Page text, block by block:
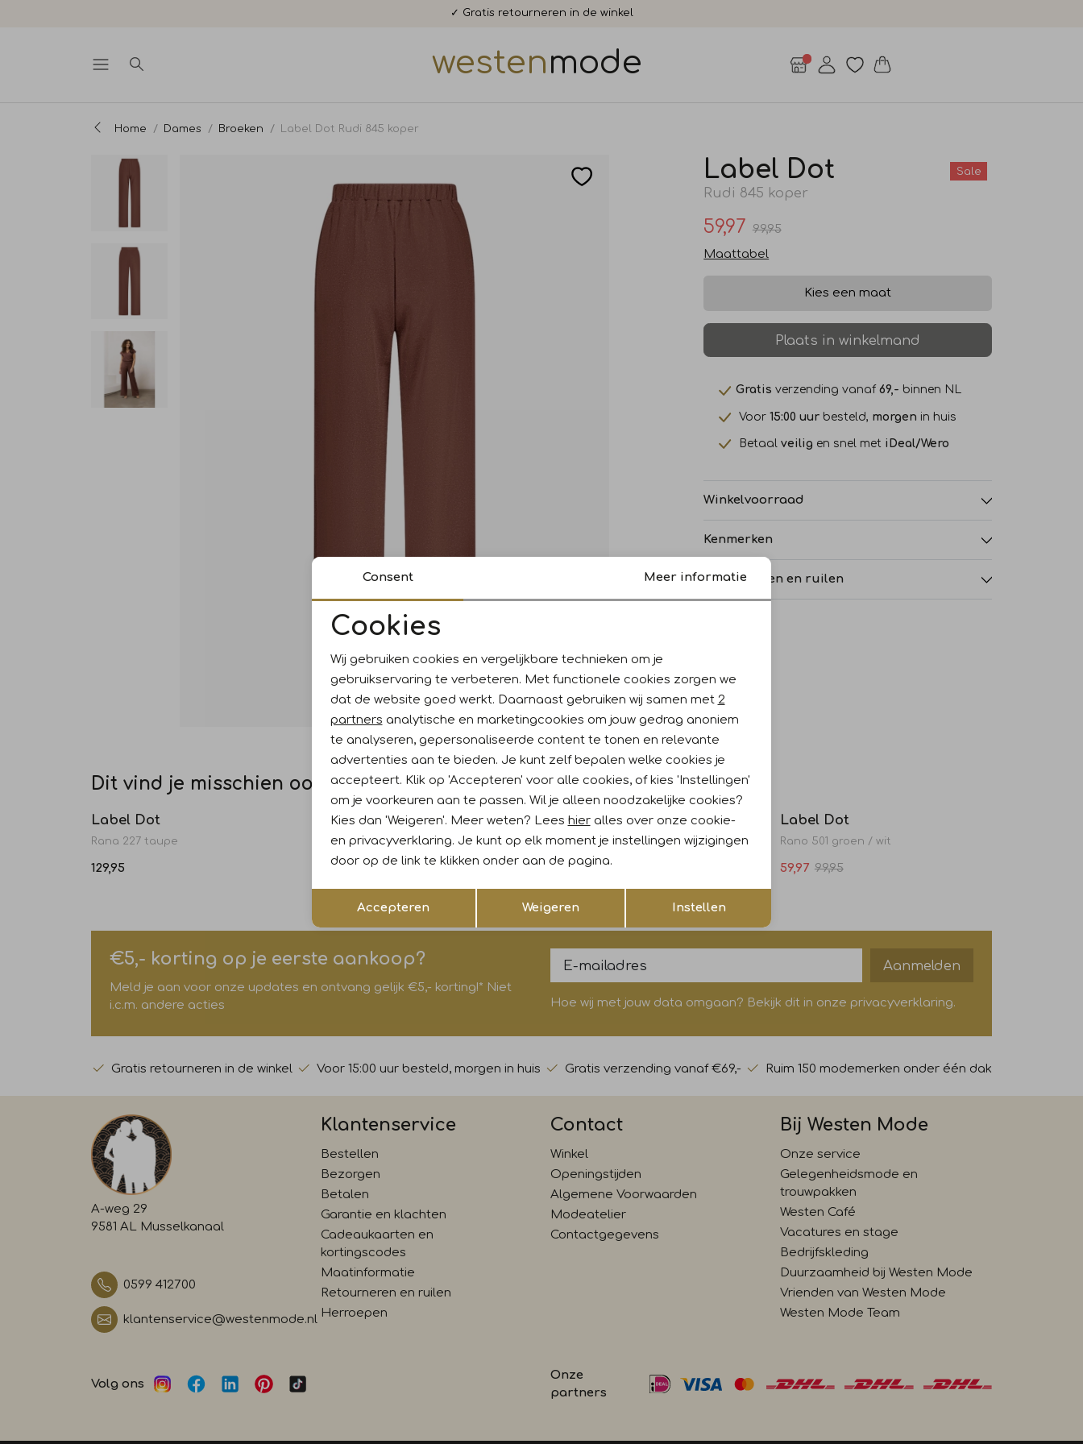
✓ Gratis retourneren in de winkel
westenmode
Home Dames Broeken Label Dot Rudi 845 koper
Label Dot
Rudi 845 koper
Sale
59,97 99,95
Maattabel
Kies een maat
Plaats in winkelmand
Gratis verzending vanaf69,- binnen NL
Voor15:00 uur besteld, morgen in huis
Betaalveilig en snel met iDeal/Wero
Winkelvoorraad
Kenmerken
Retourneren en ruilen
Dit vind je misschien ook leuk
Label Dot
Rana 227 taupe
129,95
Label Dot
Rhode 227 taupe
129,95
Label Dot
Rosan 500 groen
129,95
Label Dot
Rano 501 groen / wit
59,97 99,95
€5,- korting op je eerste aankoop?
Meld je aan voor onze updates en ontvang gelijk €5,- korting!* Niet
i.c.m. andere acties
Aanmelden
Hoe wij met jouw data omgaan? Bekijk dit in onze privacyverklaring.
Gratis retourneren in de winkel Voor 15:00 uur besteld, morgen in huis Gratis verzending vanaf €69,- Ruim 150 modemerken onder één dak
A-weg 29
9581 AL Musselkanaal
0599 412700
klantenservice@westenmode.nl
Klantenservice
Bestellen
Bezorgen
Betalen
Garantie en klachten
Cadeaukaarten en
kortingscodes
Maatinformatie
Retourneren en ruilen
Herroepen
Contact
Winkel
Openingstijden
Algemene Voorwaarden
Modeatelier
Contactgegevens
Bij Westen Mode
Onze service
Gelegenheidsmode en
trouwpakken
Westen Café
Vacatures en stage
Bedrijfskleding
Duurzaamheid bij Westen Mode
Vrienden van Westen Mode
Westen Mode Team
Volg ons
Onze
partners
Noodzakelijke cookies
Analytische cookies Marketing cookies
Opslaan
Consent Meer informatie
Cookies
Wij gebruiken cookies en vergelijkbare technieken om je
gebruikservaring te verbeteren. Met functionele cookies zorgen we
dat de website goed werkt. Daarnaast gebruiken wij samen met 2
partners analytische en marketingcookies om jouw gedrag anoniem
te analyseren, gepersonaliseerde content te tonen en relevante
advertenties aan te bieden. Je kunt zelf bepalen welke cookies je
accepteert. Klik op 'Accepteren' voor alle cookies, of kies 'Instellingen'
om je voorkeuren aan te passen. Wil je alleen noodzakelijke cookies?
Kies dan 'Weigeren'. Meer weten? Lees hieralles over onze cookie-
en privacyverklaring. Je kunt op elk moment je instellingen wijzigingen
door op de link te klikken onder aan de pagina.
Accepteren Weigeren Instellen